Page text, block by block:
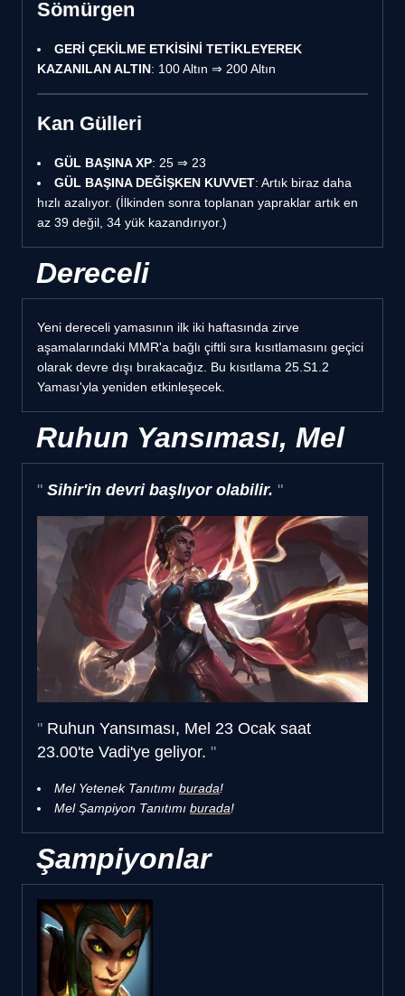
Sömürgen
GERİ ÇEKİLME ETKİSİNİ TETİKLEYEREK
KAZANILAN ALTIN: 100 Altın ⇒ 200 Altın
Kan Gülleri
GÜL BAŞINA XP: 25 ⇒ 23
GÜL BAŞINA DEĞİŞKEN KUVVET: Artık biraz daha
hızlı azalıyor. (İlkinden sonra toplanan yapraklar artık en
az 39 değil, 34 yük kazandırıyor.)
Dereceli
Yeni dereceli yamasının ilk iki haftasında zirve
aşamalarındaki MMR'a bağlı çiftli sıra kısıtlamasını geçici
olarak devre dışı bırakacağız. Bu kısıtlama 25.S1.2
Yaması'yla yeniden etkinleşecek.
Ruhun Yansıması, Mel
Sihir'in devri başlıyor olabilir.
Ruhun Yansıması, Mel 23 Ocak saat
23.00'te Vadi'ye geliyor.
Mel Yetenek Tanıtımı burada!
Mel Şampiyon Tanıtımı burada!
Şampiyonlar